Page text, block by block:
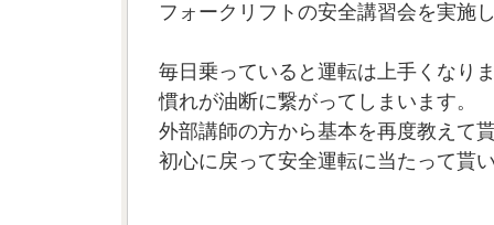
フォークリフトの安全講習会を実施
毎日乗っていると運転は上手くなり
慣れが油断に繋がってしまいます。
外部講師の方から基本を再度教えて
初心に戻って安全運転に当たって貰